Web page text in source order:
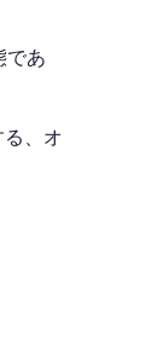
であ
、オ